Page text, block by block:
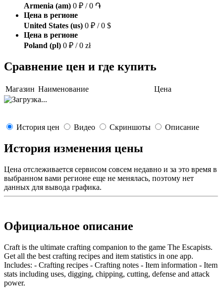
Armenia (am) 0 ₽ / 0 ֏
Цена в регионе
United States (us) 0 ₽ / 0 $
Цена в регионе
Poland (pl) 0 ₽ / 0 zł
Сравнение цен и где купить
Магазин Наименование Цена
История цен Видео Скриншоты Описание
История изменения цены
Цена отслеживается сервисом совсем недавно и за это время в
выбранном вами регионе еще не менялась, поэтому нет
данных для вывода графика.
Официальное описание
Craft is the ultimate crafting companion to the game The Escapists.
Get all the best crafting recipes and item statistics in one app.
Includes: - Crafting recipes - Crafting notes - Item information - Item
stats including uses, digging, chipping, cutting, defense and attack
power.